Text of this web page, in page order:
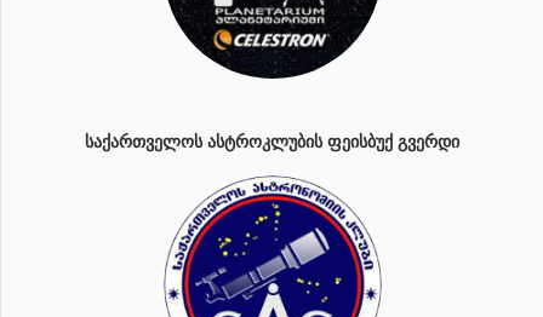
ᲡᲐᲥᲐᲠᲗᲕᲔᲚᲝᲡ ᲐᲡᲢᲠᲝᲙᲚᲣᲑᲘᲡ ᲤᲔᲘᲡᲑᲣᲥ ᲒᲕᲔᲠᲓᲘ